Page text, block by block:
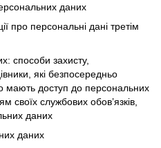
даних
про персональні дані третім
способи захисту,
які безпосередньо
мають доступ до персональних
своїх службових обов’язків,
даних
даних